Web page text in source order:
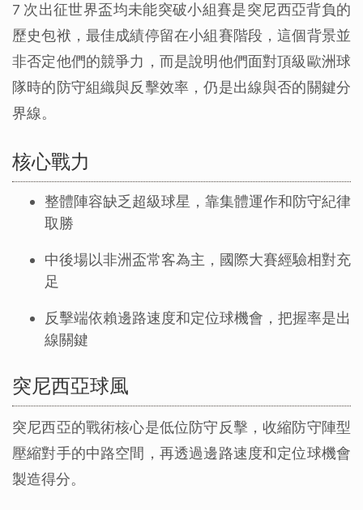
7 次出征世界盃均未能突破小組賽是突尼西亞背負的
歷史包袱，最佳成績停留在小組賽階段，這個背景並
非否定他們的競爭力，而是說明他們面對頂級歐洲球
隊時的防守組織與反擊效率，仍是出線與否的關鍵分
界線。
核心戰力
整體陣容缺乏超級球星，靠集體運作和防守紀律
取勝
中後場以非洲盃常客為主，國際大賽經驗相對充
足
反擊端依賴邊路速度和定位球機會，把握率是出
線關鍵
突尼西亞球風
突尼西亞的戰術核心是低位防守反擊，收縮防守陣型
壓縮對手的中路空間，再透過邊路速度和定位球機會
製造得分。